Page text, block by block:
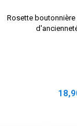
Rosette boutonnière
Prix